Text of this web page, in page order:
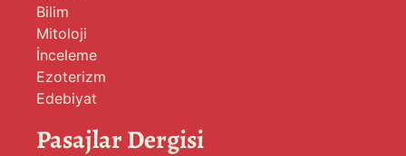
Bilim
Mitoloji
İnceleme
Ezoterizm
Edebiyat
Pasajlar Dergisi